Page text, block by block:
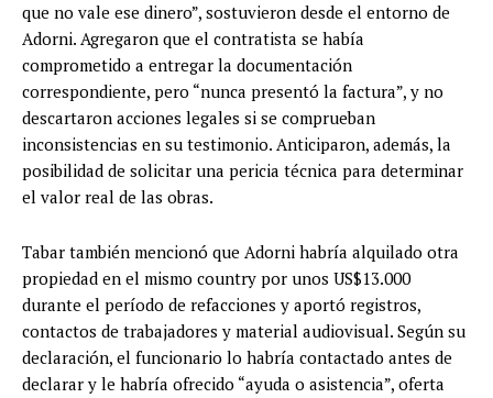
que no vale ese dinero”, sostuvieron desde el entorno de
Adorni. Agregaron que el contratista se había
comprometido a entregar la documentación
correspondiente, pero “nunca presentó la factura”, y no
descartaron acciones legales si se comprueban
inconsistencias en su testimonio. Anticiparon, además, la
posibilidad de solicitar una pericia técnica para determinar
el valor real de las obras.
Tabar también mencionó que Adorni habría alquilado otra
propiedad en el mismo country por unos US$13.000
durante el período de refacciones y aportó registros,
contactos de trabajadores y material audiovisual. Según su
declaración, el funcionario lo habría contactado antes de
declarar y le habría ofrecido “ayuda o asistencia”, oferta